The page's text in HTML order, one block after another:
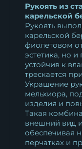
Рукоять из
карельской
Рукоять
карельской
фиолетовом
эстетика, но и
устойчив к
трескается
Украшение
мельхиора,
изделия и
Такая
внешний вид и
обеспечивая
перчатках и